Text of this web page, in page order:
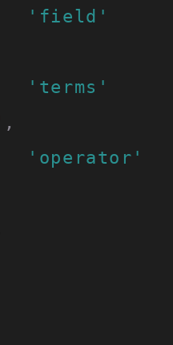
'field'
'terms'
,
'operator'